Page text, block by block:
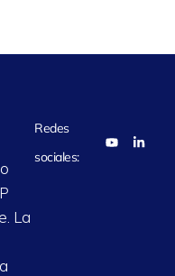
La
Redes
sociales: